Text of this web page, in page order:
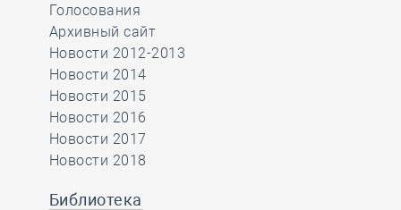
Голосования
Архивный сайт
Новости 2012-2013
Новости 2014
Новости 2015
Новости 2016
Новости 2017
Новости 2018
Библиотека